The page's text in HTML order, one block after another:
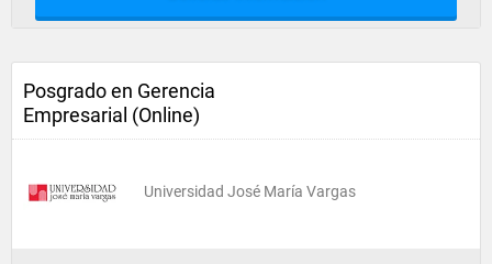
Posgrado en Gerencia
Empresarial (Online)
Universidad José María Vargas